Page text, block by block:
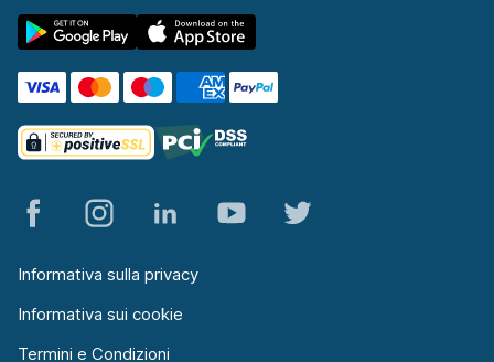
Informativa sulla privacy
Informativa sui cookie
Termini e Condizioni